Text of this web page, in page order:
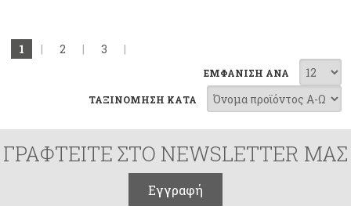
1 | 2 | 3 |
ΕΜΦΑΝΙΣΗ ΑΝΑ
ΤΑΞΙΝΟΜΗΣΗ ΚΑΤΑ
ΓΡΑΦΤΕΙΤΕ ΣΤΟ NEWSLETTER ΜΑΣ